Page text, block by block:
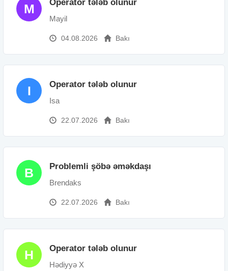
M Operator tələb olunur
Mayil
04.08.2026 Bakı
I Operator tələb olunur
Isa
22.07.2026 Bakı
B Problemli şöbə əməkdaşı
Brendaks
22.07.2026 Bakı
H Operator tələb olunur
Hədiyyə X